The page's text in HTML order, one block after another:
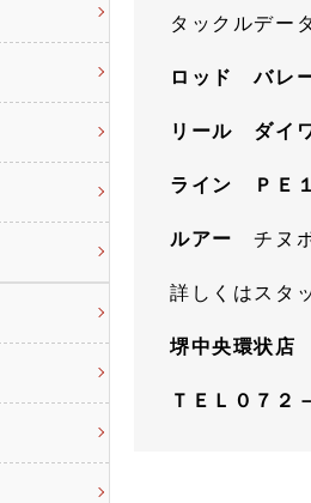
タックルデー
ロッド バレ
リール ダイ
ライン ＰＥ
ルアーチヌ
詳しくはスタ
堺中央環状店
ＴＥＬ０７２